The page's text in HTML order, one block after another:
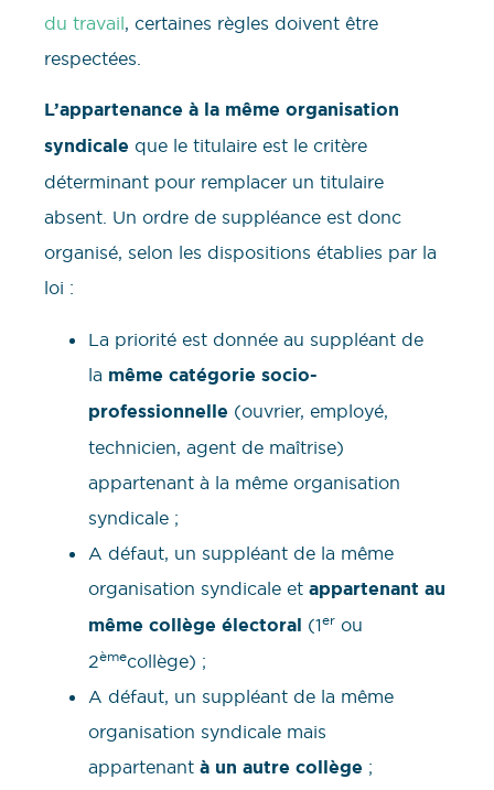
du travail, certaines règles doivent être
respectées.
L’appartenance à la même organisation
syndicale que le titulaire est le critère
déterminant pour remplacer un titulaire
absent. Un ordre de suppléance est donc
organisé, selon les dispositions établies par la
loi :
La priorité est donnée au suppléant de
la même catégorie socio-
professionnelle (ouvrier, employé,
technicien, agent de maîtrise)
appartenant à la même organisation
syndicale ;
A défaut, un suppléant de la même
organisation syndicale et appartenant au
même collège électoral (1er ou
2èmecollège) ;
A défaut, un suppléant de la même
organisation syndicale mais
appartenant à un autre collège ;